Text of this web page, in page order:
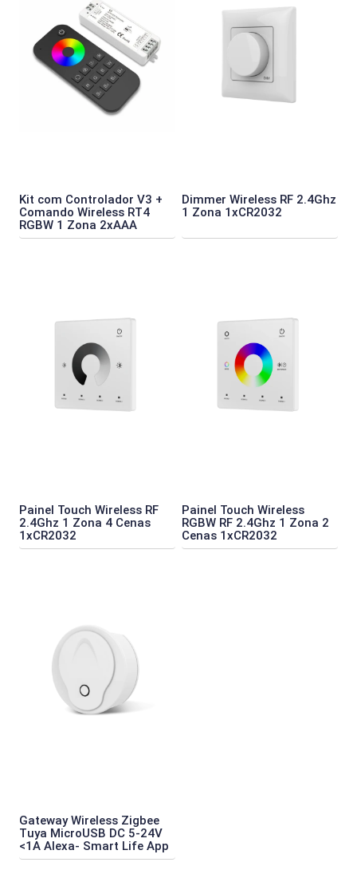
Kit com Controlador V3 +
Comando Wireless RT4
RGBW 1 Zona 2xAAA
Dimmer Wireless RF 2.4Ghz
1 Zona 1xCR2032
Painel Touch Wireless RF
2.4Ghz 1 Zona 4 Cenas
1xCR2032
Painel Touch Wireless
RGBW RF 2.4Ghz 1 Zona 2
Cenas 1xCR2032
Gateway Wireless Zigbee
Tuya MicroUSB DC 5-24V
<1A Alexa- Smart Life App